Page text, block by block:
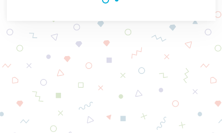
Mysterieus
collapse spel met
Runentekens:
aangegeven doel.
puzzelspel
Match3 spel,
combineer stenen
doelen.
Made with © 2026